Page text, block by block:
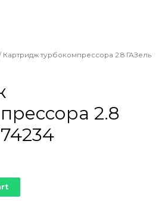
Картридж турбокомпрессора 2.8 ГАЗель
2.8